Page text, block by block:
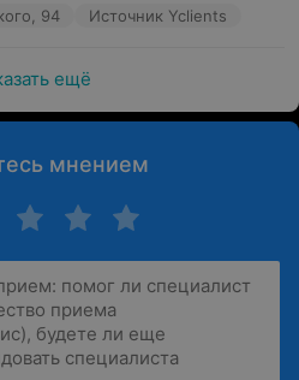
94 Источник Yclients
ещё
мнением